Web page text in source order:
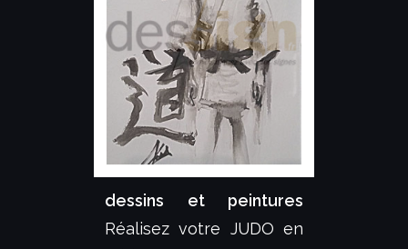
dessins et peintures
Réalisez votre JUDO en